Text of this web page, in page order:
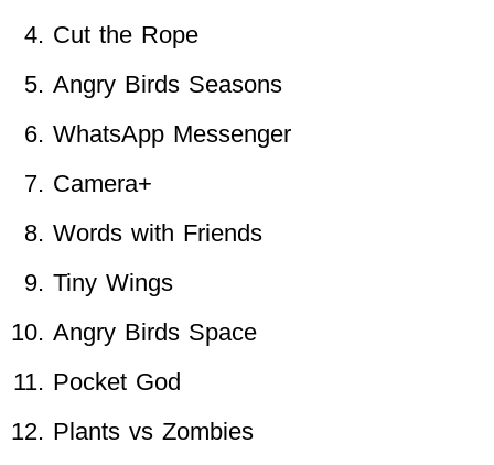
Cut the Rope
Angry Birds Seasons
WhatsApp Messenger
Camera+
Words with Friends
Tiny Wings
Angry Birds Space
Pocket God
Plants vs Zombies